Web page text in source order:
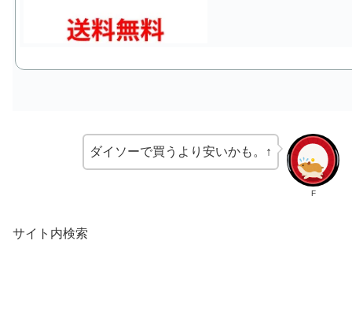
F
ダイソーで買うより安いかも。↑
サイト内検索